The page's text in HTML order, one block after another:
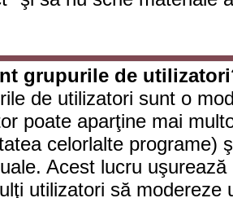
grupurile de
de utilizatori sunt o
poate aparţine mai
celorlalte programe)
Acest lucru
utilizatori să